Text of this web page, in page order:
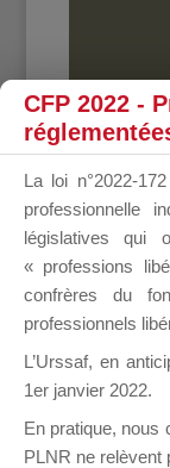
CFP 2022 -
La loi n°2022-
professionnelle
législatives qui
« professions
confrères du
professionnels
L’Urssaf, en
1er janvier 2022.
En pratique, nous
PLNR ne relèvent